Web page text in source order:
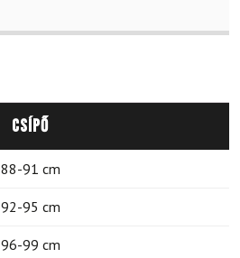
Csípő
88-91 cm
92-95 cm
96-99 cm